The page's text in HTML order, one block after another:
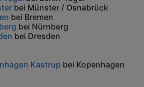
bei Münster / Osnabrück
bei Bremen
bei Nürnberg
bei Dresden
Kastrup bei Kopenhagen